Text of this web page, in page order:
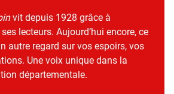
vit depuis 1928 grâce à
lecteurs. Aujourd’hui encore, ce
autre regard sur vos espoirs, vos
Une voix unique dans la
départementale.